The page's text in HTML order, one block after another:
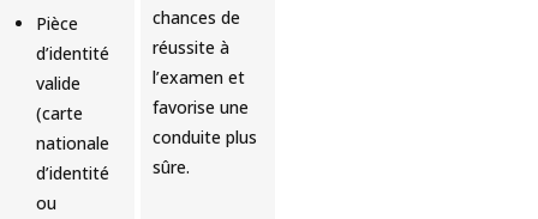
Pièce
d’identité
valide
(carte
nationale
d’identité
ou
chances de
réussite à
l’examen et
favorise une
conduite plus
sûre.